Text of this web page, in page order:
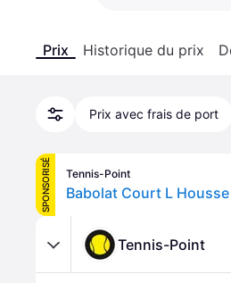
Prix Historique du prix
Prix avec frais de port
SPONSORISÉ Tennis-Point
Babolat Court L
Tennis-Point